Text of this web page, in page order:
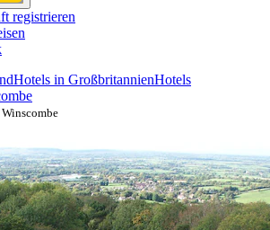
registrieren
Hotels in GroßbritannienHotels